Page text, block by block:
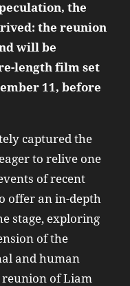
the
the reunion
will be
film set
11, before
captured the
to relive one
of recent
offer an in‑depth
stage, exploring
of the
and human
of Liam